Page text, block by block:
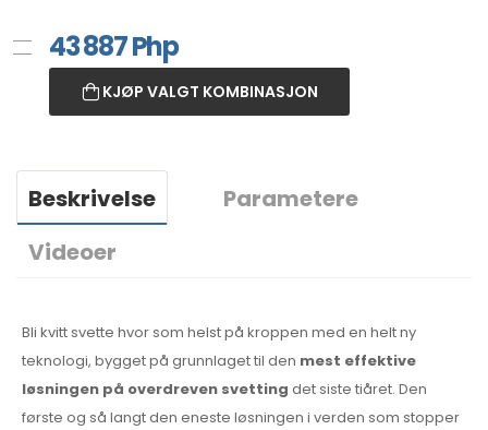
43 887Php
KJØP VALGT KOMBINASJON
Beskrivelse
Parametere
Videoer
Bli kvitt svette hvor som helst på kroppen med en helt ny
teknologi, bygget på grunnlaget til den mest effektive
løsningen på overdreven svetting det siste tiåret. Den
første og så langt den eneste løsningen i verden som stopper